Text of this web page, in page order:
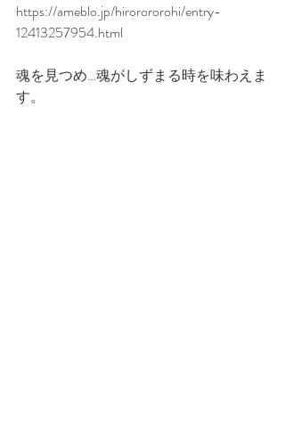
https://ameblo.jp/hirorororohi/entry-
12413257954.html
魂を見つめ…魂がしずまる時を味わえま
す。